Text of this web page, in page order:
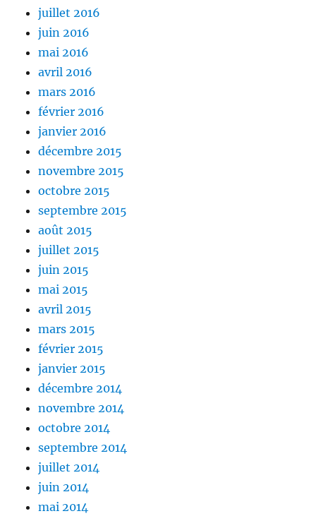
juillet 2016
juin 2016
mai 2016
avril 2016
mars 2016
février 2016
janvier 2016
décembre 2015
novembre 2015
octobre 2015
septembre 2015
août 2015
juillet 2015
juin 2015
mai 2015
avril 2015
mars 2015
février 2015
janvier 2015
décembre 2014
novembre 2014
octobre 2014
septembre 2014
juillet 2014
juin 2014
mai 2014